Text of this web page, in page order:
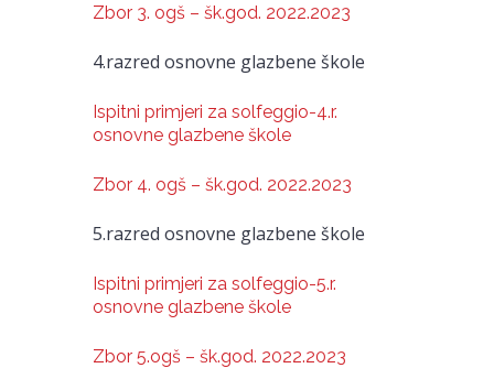
Zbor 3. ogš – šk.god. 2022.2023
4.razred osnovne glazbene škole
Ispitni primjeri za solfeggio-4.r.
osnovne glazbene škole
Zbor 4. ogš – šk.god. 2022.2023
5.razred osnovne glazbene škole
Ispitni primjeri za solfeggio-5.r.
osnovne glazbene škole
Zbor 5.ogš – šk.god. 2022.2023